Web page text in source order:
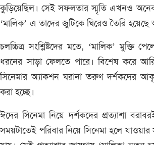
কুড়িয়েছিল। সেই সফলতার স্মৃতি এখনও
‘মালিক’-এ তাদের জুটিকে ঘিরেও তৈরি
চলচ্চিত্র সংশ্লিষ্টদের মতে, ‘মালিক’ মুক্তি
ধরনের সাড়া ফেলতে পারে। বিশেষ করে
সিনেমার অ্যাকশন ঘরানা তরুণ দর্শকদের
করা হচ্ছে।
ঈদের সিনেমা নিয়ে দর্শকদের প্রত্যাশা
সময়টাতেই পরিবার নিয়ে সিনেমা হলে যাওয়ার